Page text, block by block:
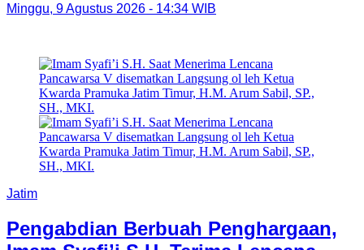
Minggu, 9 Agustus 2026 - 14:34 WIB
Jatim
Pengabdian Berbuah Penghargaan,